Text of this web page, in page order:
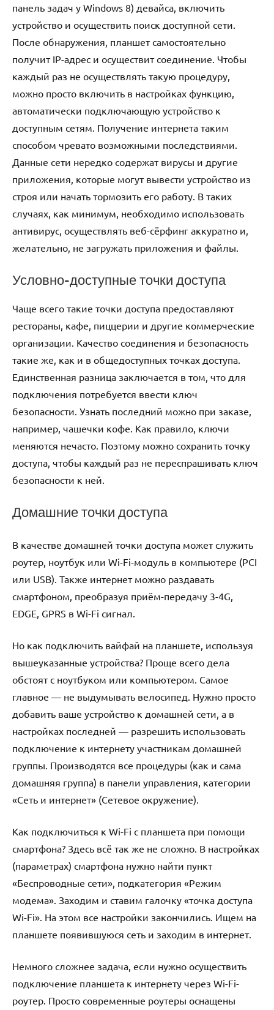
панель задач у Windows 8) девайса, включить
устройство и осуществить поиск доступной сети.
После обнаружения, планшет самостоятельно
получит IP-адрес и осуществит соединение. Чтобы
каждый раз не осуществлять такую процедуру,
можно просто включить в настройках функцию,
автоматически подключающую устройство к
доступным сетям. Получение интернета таким
способом чревато возможными последствиями.
Данные сети нередко содержат вирусы и другие
приложения, которые могут вывести устройство из
строя или начать тормозить его работу. В таких
случаях, как минимум, необходимо использовать
антивирус, осуществлять веб-сёрфинг аккуратно и,
желательно, не загружать приложения и файлы.
Условно-доступные точки доступа
Чаще всего такие точки доступа предоставляют
рестораны, кафе, пиццерии и другие коммерческие
организации. Качество соединения и безопасность
такие же, как и в общедоступных точках доступа.
Единственная разница заключается в том, что для
подключения потребуется ввести ключ
безопасности. Узнать последний можно при заказе,
например, чашечки кофе. Как правило, ключи
меняются нечасто. Поэтому можно сохранить точку
доступа, чтобы каждый раз не переспрашивать ключ
безопасности к ней.
Домашние точки доступа
В качестве домашней точки доступа может служить
роутер, ноутбук или Wi-Fi-модуль в компьютере (PCI
или USB). Также интернет можно раздавать
смартфоном, преобразуя приём-передачу 3-4G,
EDGE, GPRS в Wi-Fi сигнал.
Но как подключить вайфай на планшете, используя
вышеуказанные устройства? Проще всего дела
обстоят с ноутбуком или компьютером. Самое
главное — не выдумывать велосипед. Нужно просто
добавить ваше устройство к домашней сети, а в
настройках последней — разрешить использовать
подключение к интернету участникам домашней
группы. Производятся все процедуры (как и сама
домашняя группа) в панели управления, категории
«Сеть и интернет» (Сетевое окружение).
Как подключиться к Wi-Fi с планшета при помощи
смартфона? Здесь всё так же не сложно. В настройках
(параметрах) смартфона нужно найти пункт
«Беспроводные сети», подкатегория «Режим
модема». Заходим и ставим галочку «точка доступа
Wi-Fi». На этом все настройки закончились. Ищем на
планшете появившуюся сеть и заходим в интернет.
Немного сложнее задача, если нужно осуществить
подключение планшета к интернету через Wi-Fi-
роутер. Просто современные роутеры оснащены